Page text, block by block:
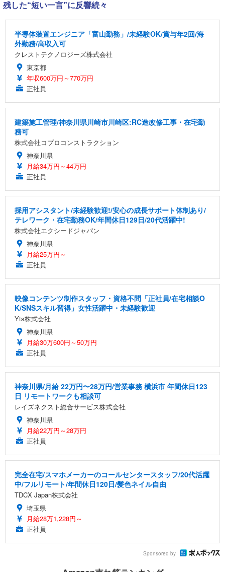
残した“短い一言”に反響続々
半導体装置エンジニア「富山勤務」/未経験OK/賞与年2回/海
外勤務/高収入可
クレストテクノロジーズ株式会社
東京都
年収600万円～770万円
正社員
建築施工管理/神奈川県川崎市川崎区:RC造改修工事・在宅勤
務可
株式会社コプロコンストラクション
神奈川県
月給34万円～44万円
正社員
採用アシスタント/未経験歓迎!/安心の成長サポート体制あり/
テレワーク・在宅勤務OK/年間休日129日/20代活躍中!
株式会社エクシードジャパン
神奈川県
月給25万円～
正社員
映像コンテンツ制作スタッフ・資格不問「正社員/在宅相談O
K/SNSスキル習得」女性活躍中・未経験歓迎
Yts株式会社
神奈川県
月給30万600円～50万円
正社員
神奈川県/月給 22万円〜28万円/営業事務 横浜市 年間休日123
日 リモートワークも相談可
レイズネクスト総合サービス株式会社
神奈川県
月給22万円～28万円
正社員
完全在宅/スマホメーカーのコールセンタースタッフ/20代活躍
中/フルリモート/年間休日120日/髪色ネイル自由
TDCX Japan株式会社
埼玉県
月給28万1,228円～
正社員
Sponsored by